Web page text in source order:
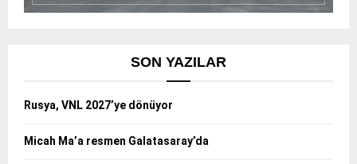
SON YAZILAR
Rusya, VNL 2027’ye dönüyor
Micah Ma’a resmen Galatasaray’da